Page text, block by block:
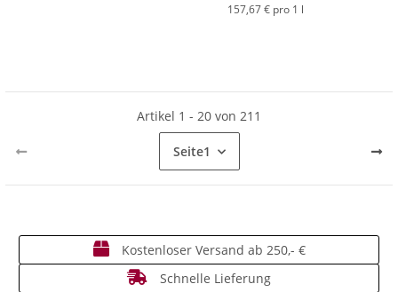
157,67 € pro 1 l
Artikel 1 - 20 von 211
Seite1
Kostenloser Versand ab 250,- €
Schnelle Lieferung